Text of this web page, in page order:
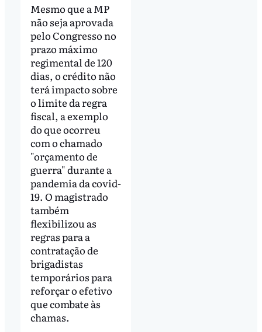
Mesmo que a MP
não seja aprovada
pelo Congresso no
prazo máximo
regimental de 120
dias, o crédito não
terá impacto sobre
o limite da regra
fiscal, a exemplo
do que ocorreu
com o chamado
"orçamento de
guerra" durante a
pandemia da covid-
19. O magistrado
também
flexibilizou as
regras para a
contratação de
brigadistas
temporários para
reforçar o efetivo
que combate às
chamas.